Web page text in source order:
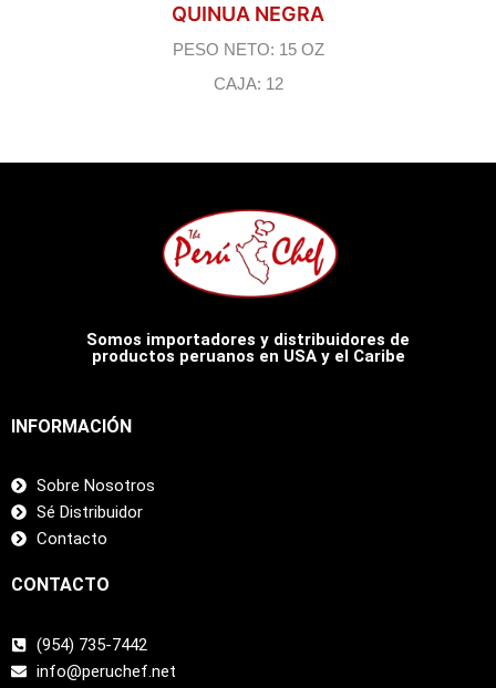
QUINUA NEGRA
PESO NETO: 15 OZ
CAJA: 12
Somos importadores y distribuidores de
productos peruanos en USA y el Caribe
INFORMACIÓN
Sobre Nosotros
Sé Distribuidor
Contacto
CONTACTO
(954) 735-7442
info@peruchef.net